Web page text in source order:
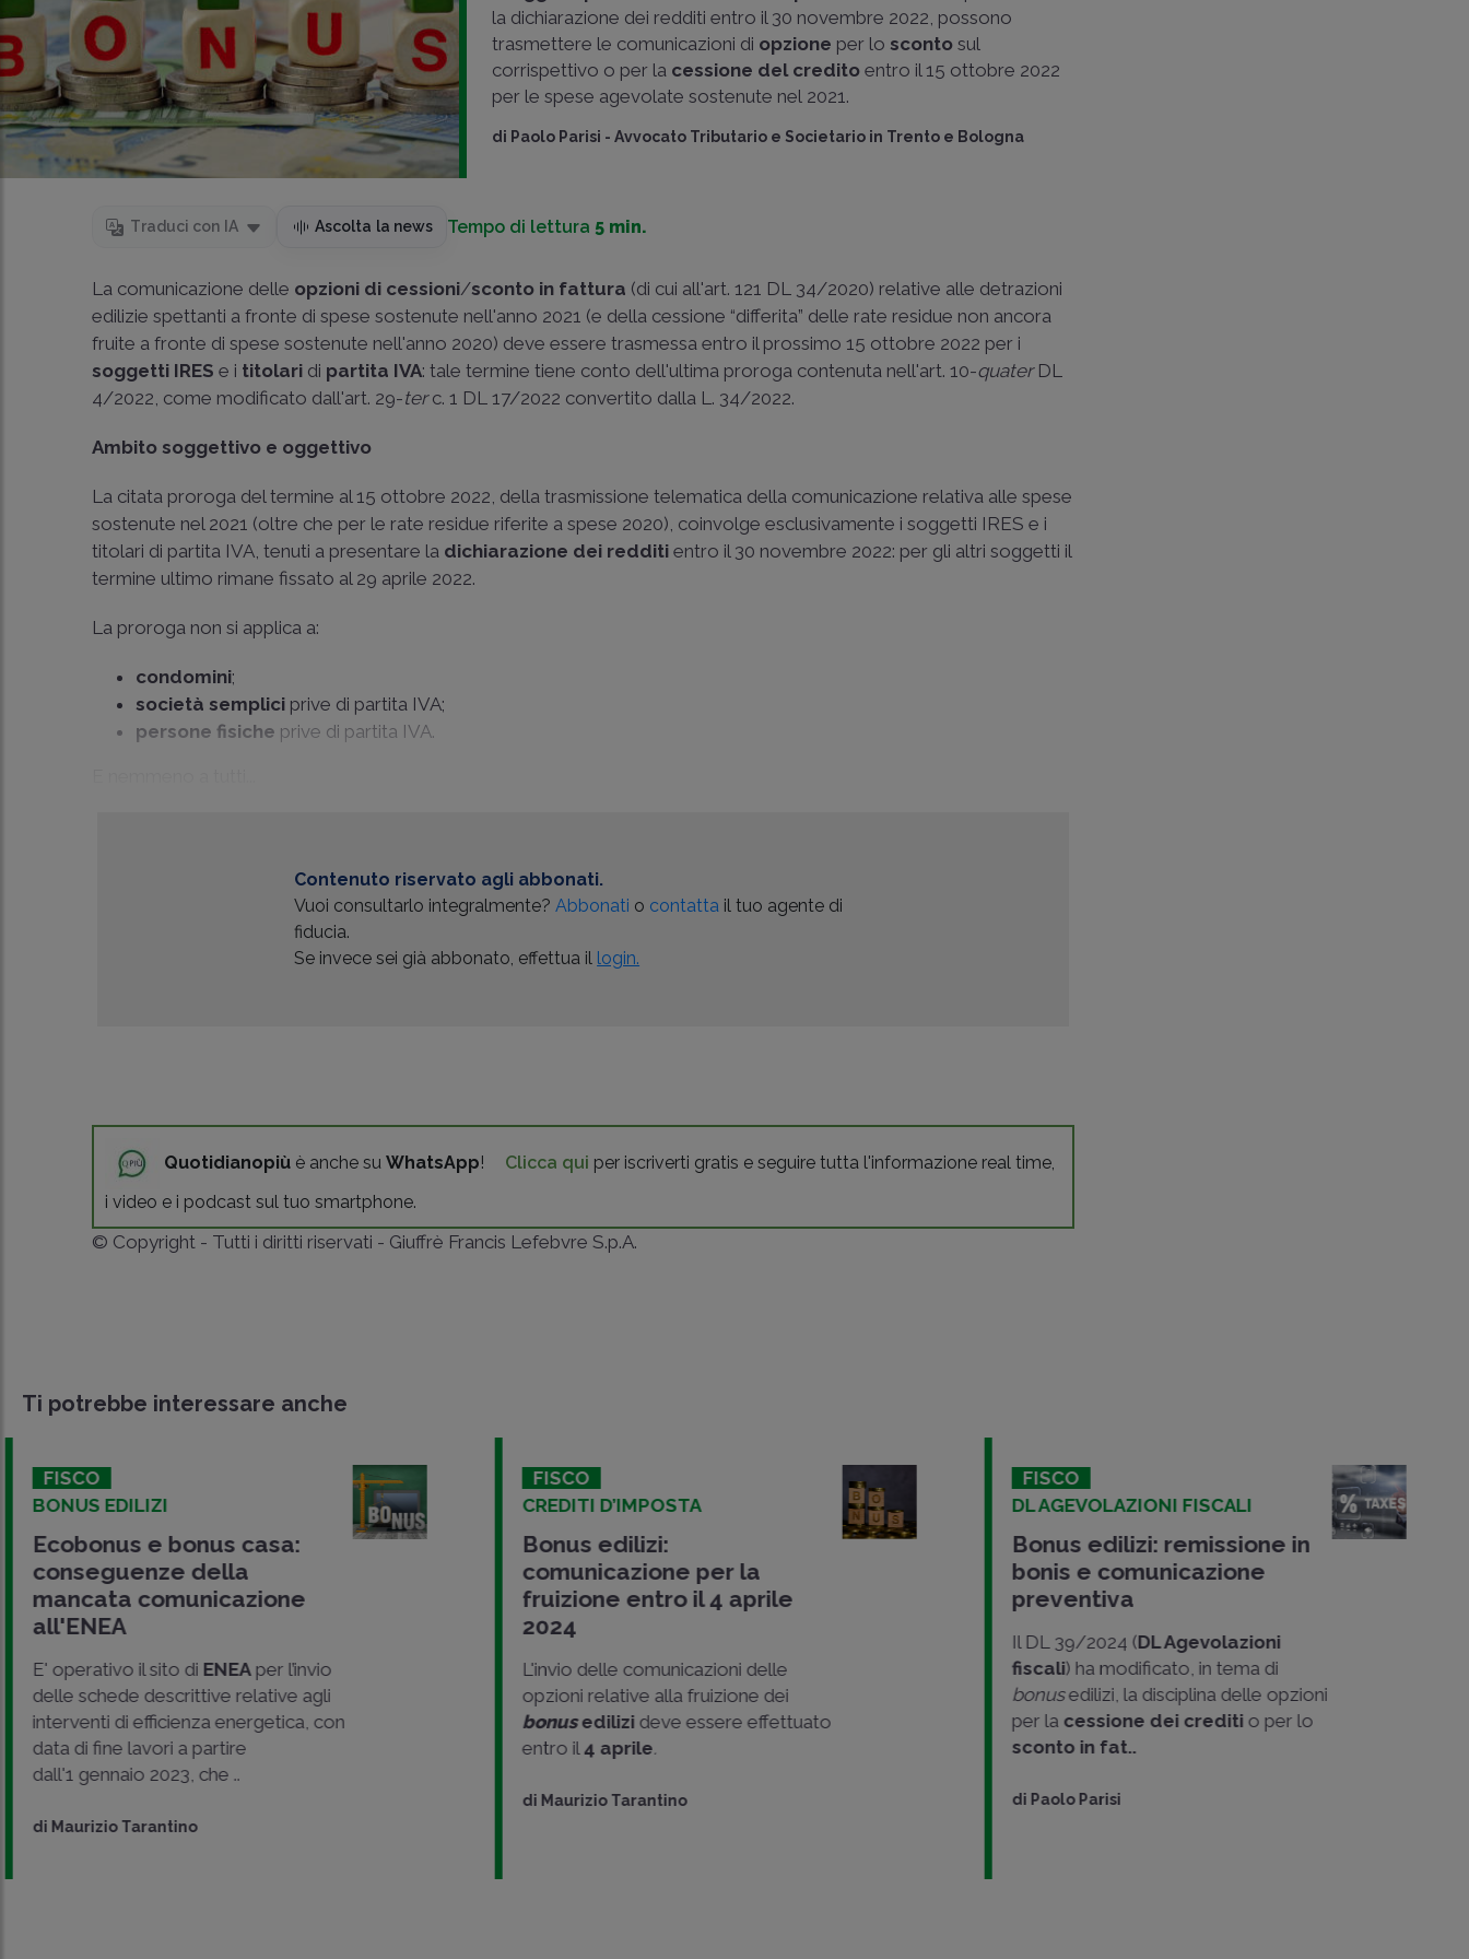
la dichiarazione dei redditi entro il 30 novembre 2022, possono
trasmettere le comunicazioni di opzione per lo sconto sul
corrispettivo o per la cessione del credito entro il 15 ottobre 2022
per le spese agevolate sostenute nel 2021.
di Paolo Parisi -Avvocato Tributario e Societario in Trento e Bologna
Traduci con IA Ascolta la news Tempo di lettura 5 min.
La comunicazione delle opzioni di cessioni/sconto in fattura (di cui all'art. 121 DL 34/2020) relative alle detrazioni
edilizie spettanti a fronte di spese sostenute nell'anno 2021 (e della cessione “differita” delle rate residue non ancora
fruite a fronte di spese sostenute nell'anno 2020) deve essere trasmessa entro il prossimo 15 ottobre 2022 per i
soggetti IRES e i titolari di partita IVA: tale termine tiene conto dell'ultima proroga contenuta nell'art. 10-quaterDL
4/2022, come modificato dall'art. 29-terc. 1 DL 17/2022 convertito dalla L. 34/2022.
Ambito soggettivo e oggettivo
La citata proroga del termine al 15 ottobre 2022, della trasmissione telematica della comunicazione relativa alle spese
sostenute nel 2021 (oltre che per le rate residue riferite a spese 2020), coinvolge esclusivamente i soggetti IRES e i
titolari di partita IVA, tenuti a presentare la dichiarazione dei redditi entro il 30 novembre 2022: per gli altri soggetti il
termine ultimo rimane fissato al 29 aprile 2022.
La proroga non si applica a:
condomini;
società semplici prive di partita IVA;
persone fisiche prive di partita IVA.
Contenuto riservato agli abbonati.
Vuoi consultarlo integralmente?Abbonati o contatta il tuo agente di
fiducia.
Se invece sei già abbonato, effettua il login.
Quotidianopiù è anche suWhatsApp! Clicca qui per iscriverti gratis e seguire tutta l'informazione real time,
i video e i podcast sul tuo smartphone.
© Copyright - Tutti i diritti riservati - Giuffrè Francis Lefebvre S.p.A.
Ti potrebbe interessare anche
FISCO
BONUS EDILIZI
Ecobonus e bonus casa:
conseguenze della
mancata comunicazione
all'ENEA
E' operativo il sito di ENEAper l’invio
delle schede descrittive relative agli
interventi di efficienza energetica, con
data di fine lavori a partire
dall'1 gennaio 2023, che ..
diMaurizio Tarantino
FISCO
CREDITI D’IMPOSTA
Bonus edilizi:
comunicazione per la
fruizione entro il 4 aprile
2024
L'invio delle comunicazioni delle
opzioni relative alla fruizione dei
bonusedilizideve essere effettuato
entro il 4 aprile.
diMaurizio Tarantino
FISCO
DL AGEVOLAZIONI FISCALI
Bonus edilizi: remissione in
bonis e comunicazione
preventiva
Il DL 39/2024 ( DL Agevolazioni
fiscali) ha modificato, in tema di
bonusedilizi, la disciplina delle opzioni
per la cessione dei creditio per lo
sconto in fat..
diPaolo Parisi